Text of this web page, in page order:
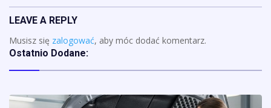
LEAVE A REPLY
Musisz się zalogować, aby móc dodać komentarz.
Ostatnio Dodane: